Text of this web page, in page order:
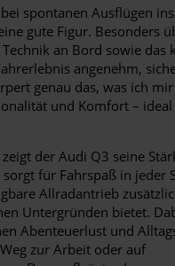
spontanen Ausflügen
gute Figur. Besonders
an Bord sowie das
angenehm,
genau das, was ich
und Komfort –
der Audi Q3 seine
für Fahrspaß in jeder
Allradantrieb
Untergründen bietet.
Abenteuerlust und
zur Arbeit oder auf